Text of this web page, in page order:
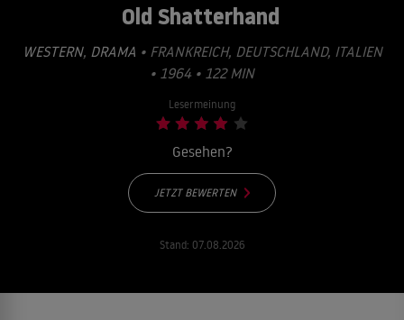
Old Shatterhand
WESTERN, DRAMA • FRANKREICH, DEUTSCHLAND, ITALIEN
• 1964 • 122 MIN
Lesermeinung
Gesehen?
JETZT BEWERTEN
Stand: 07.08.2026